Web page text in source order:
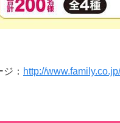
： http://